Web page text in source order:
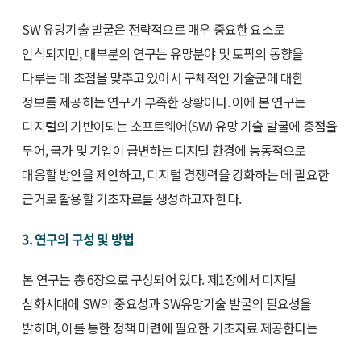
SW 유망기술 발굴은 전략적으로 매우 중요한 요소로
인식되지만, 대부분의 연구는 유망분야 및 토픽의 동향을
다루는 데 초점을 맞추고 있어서 구체적인 기술군에 대한
정보를 제공하는 연구가 부족한 상황이다. 이에 본 연구는
디지털의 기반이되는 소프트웨어(SW) 유망 기술 발굴에 중점을
두어, 국가 및 기업이 급변하는 디지털 환경에 능동적으로
대응할 방안을 제안하고, 디지털 경쟁력을 강화하는 데 필요한
근거로 활용할 기초자료를 생성하고자 한다.
3. 연구의 구성 및 방법
본 연구는 총 6장으로 구성되어 있다. 제1장에서 디지털
심화시대에 SW의 중요성과 SW유망기술 발굴의 필요성을
밝히며, 이를 통한 정책 마련에 필요한 기초자료 제공한다는